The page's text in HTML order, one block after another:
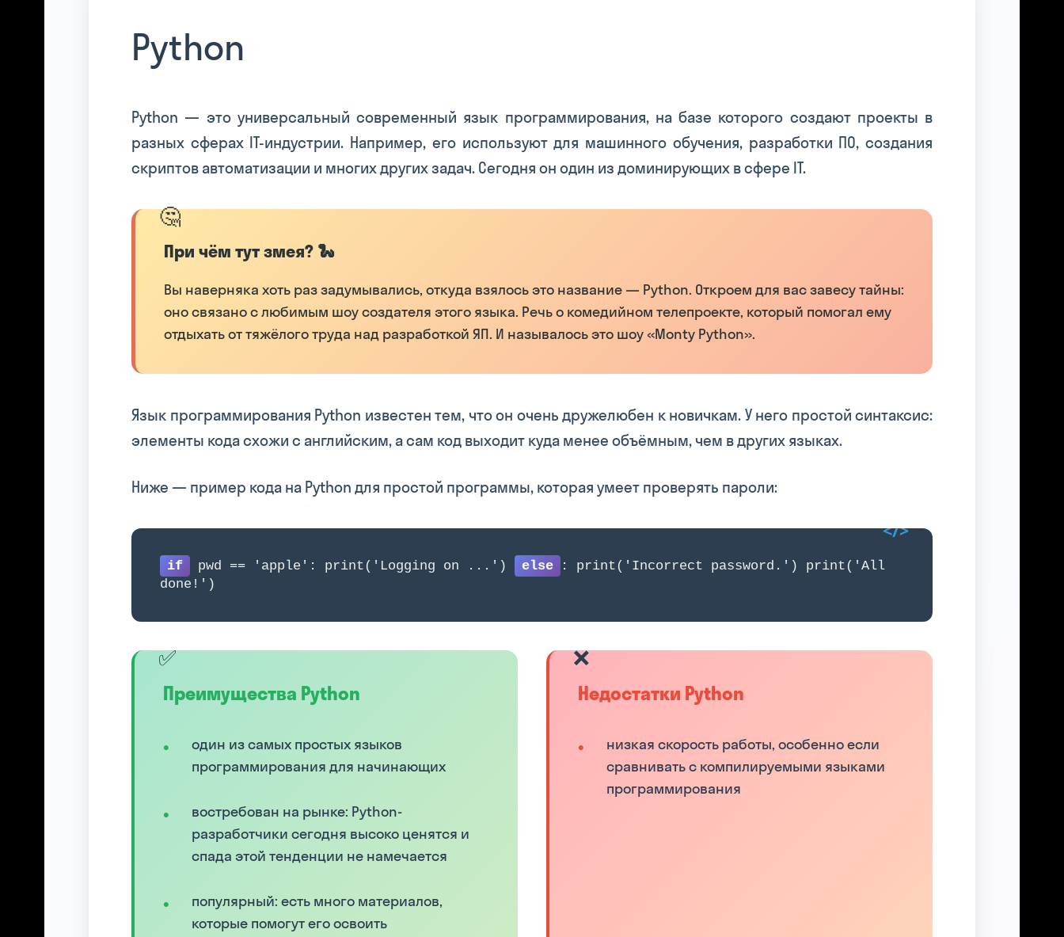
Python
Python — это универсальный современный язык программирования, на базе которого создают проекты в
разных сферах IT-индустрии. Например, его используют для машинного обучения, разработки ПО, создания
скриптов автоматизации и многих других задач. Сегодня он один из доминирующих в сфере IT.
При чём тут змея? 🐍
Вы наверняка хоть раз задумывались, откуда взялось это название — Python. Откроем для вас завесу тайны:
оно связано с любимым шоу создателя этого языка. Речь о комедийном телепроекте, который помогал ему
отдыхать от тяжёлого труда над разработкой ЯП. И называлось это шоу «Monty Python».
Язык программирования Python известен тем, что он очень дружелюбен к новичкам. У него простой синтаксис:
элементы кода схожи с английским, а сам код выходит куда менее объёмным, чем в других языках.
Ниже — пример кода на Python для простой программы, которая умеет проверять пароли:
if pwd == 'apple': print('Logging on ...') else
: print('Incorrect password.') print('All
done!')
Преимущества Python
один из самых простых языков
программирования для начинающих
востребован на рынке: Python-
разработчики сегодня высоко ценятся и
спада этой тенденции не намечается
популярный: есть много материалов,
которые помогут его освоить
Недостатки Python
низкая скорость работы, особенно если
сравнивать с компилируемыми языками
программирования